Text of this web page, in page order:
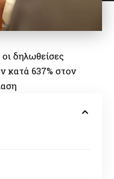
δηλωθείσες
κατά 637% στον